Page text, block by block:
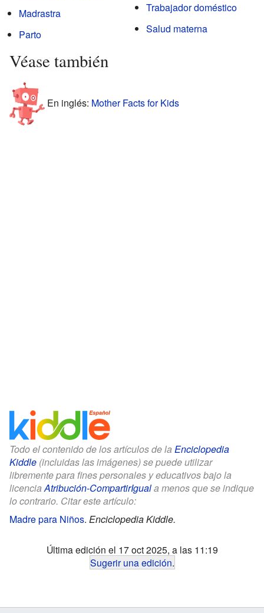
Madrastra
Parto
Trabajador doméstico
Salud materna
Véase también
En inglés: Mother Facts for Kids
Todo el contenido de los artículos de la Enciclopedia
Kiddle (incluidas las imágenes) se puede utilizar
libremente para fines personales y educativos bajo la
licenciaAtribución-CompartirIguala menos que se indique
lo contrario. Citar este artículo:
Madre para Niños. Enciclopedia Kiddle.
Última edición el 17 oct 2025, a las 11:19
Sugerir una edición.